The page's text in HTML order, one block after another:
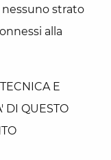
strato
alla
E
DI QUESTO